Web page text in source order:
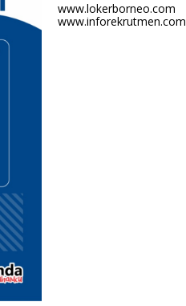
www.lokerborneo.com
www.inforekrutmen.com